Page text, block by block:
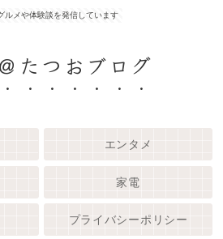
ルメや体験談を発信しています
たつおブログ
エンタメ
家電
プライバシーポリシー